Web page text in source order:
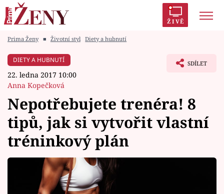
ŽIVĚ
Módní alarm
Zrádci
Témata
Celebrity
Vztahy
Prima Ženy ■ Životní styl Diety a hubnutí
DIETY A HUBNUTÍ
22. ledna 2017 10:00
Anna Kopečková
SDÍLET
Nepotřebujete trenéra! 8
tipů, jak si vytvořit vlastní
tréninkový plán